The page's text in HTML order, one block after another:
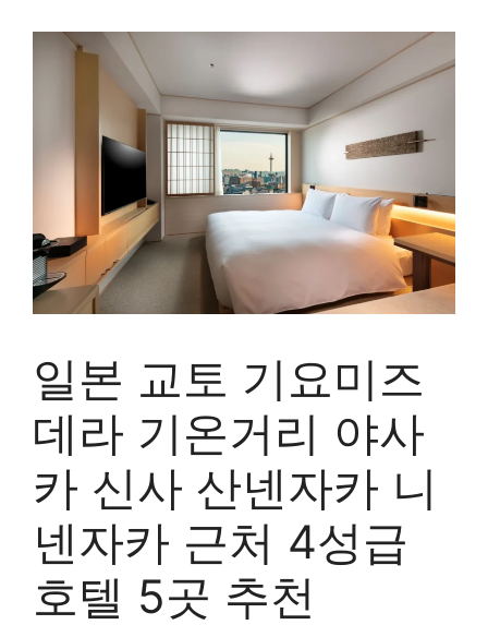
일본 교토 기요미즈
데라 기온거리 야사
카 신사 산넨자카 니
넨자카 근처 4성급
호텔 5곳 추천